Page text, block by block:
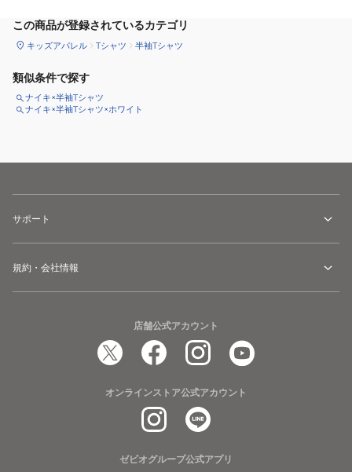
この商品が登録されているカテゴリ
キッズアパレル Tシャツ 半袖Tシャツ
類似条件で探す
ナイキ×半袖Tシャツ
ナイキ×半袖Tシャツ×ホワイト
サポート
規約・会社情報
店舗公式アカウント
オンラインストア公式アカウント
ゼビオグループ公式アプリ